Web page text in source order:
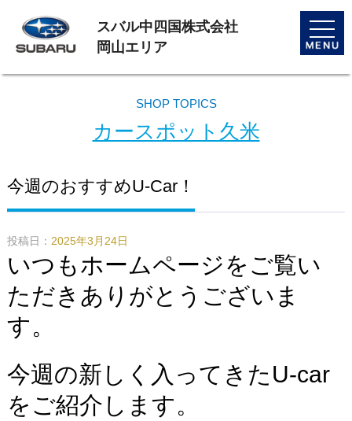
toggle
スバル中四国株式会社
岡山エリア
SHOP TOPICS
カースポット久米
今週のおすすめU-Car！
投稿日： 2025年3月24日
いつもホームページをご覧い
ただきありがとうございま
す。
今週の新しく入ってきたU-car
をご紹介します。